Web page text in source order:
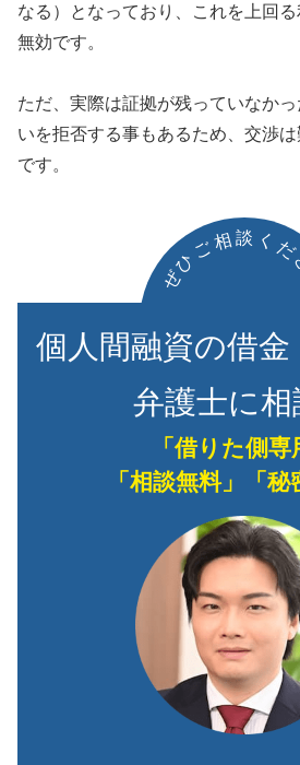
なる）となっており、これを上回
無効です。
ただ、実際は証拠が残っていなか
いを拒否する事もあるため、交渉
です。
ぜ
ひ
ご相談 く だ
個人間融資の借
弁護士に相
「借りた側専
「相談無料」「秘